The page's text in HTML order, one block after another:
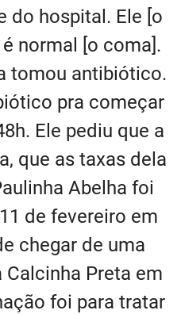
do hospital. Ele [o
normal [o coma].
tomou antibiótico.
pra começar
Ele pediu que a
que as taxas dela
Abelha foi
de fevereiro em
chegar de uma
Preta em
foi para tratar